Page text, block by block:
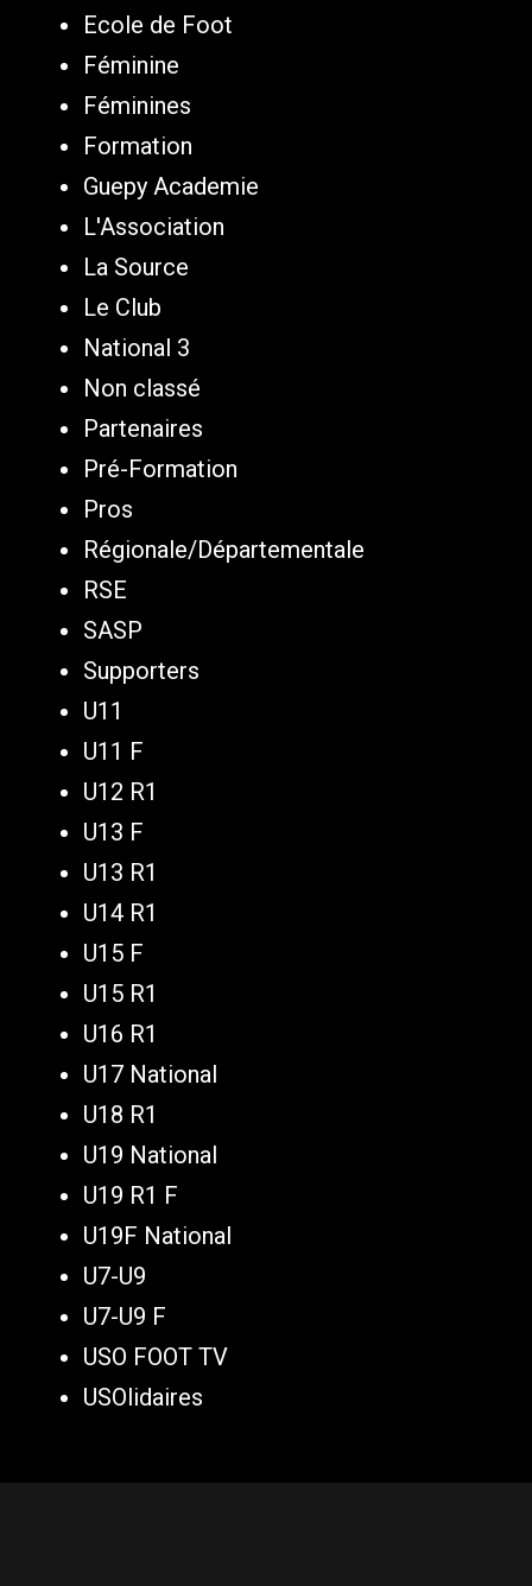
Ecole de Foot
Féminine
Féminines
Formation
Guepy Academie
L'Association
La Source
Le Club
National 3
Non classé
Partenaires
Pré-Formation
Pros
Régionale/Départementale
RSE
SASP
Supporters
U11
U11 F
U12 R1
U13 F
U13 R1
U14 R1
U15 F
U15 R1
U16 R1
U17 National
U18 R1
U19 National
U19 R1 F
U19F National
U7-U9
U7-U9 F
USO FOOT TV
USOlidaires